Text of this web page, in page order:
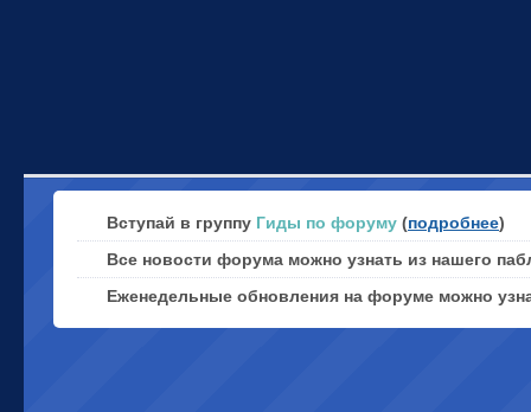
Вступай в группу Гиды по форуму (подробнее)
Все новости форума можно узнать из нашего
Еженедельные обновления на форуме можно